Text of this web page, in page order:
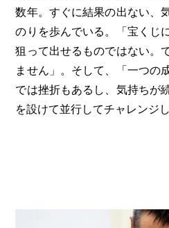
数年。すぐに結果の出ない、
のりを歩んでいる。「宝くじ
狙って出せるものではない。
ません」。そして、「一つの
では挫折もあるし、気持ちが
を設けて並行してチャレンジ